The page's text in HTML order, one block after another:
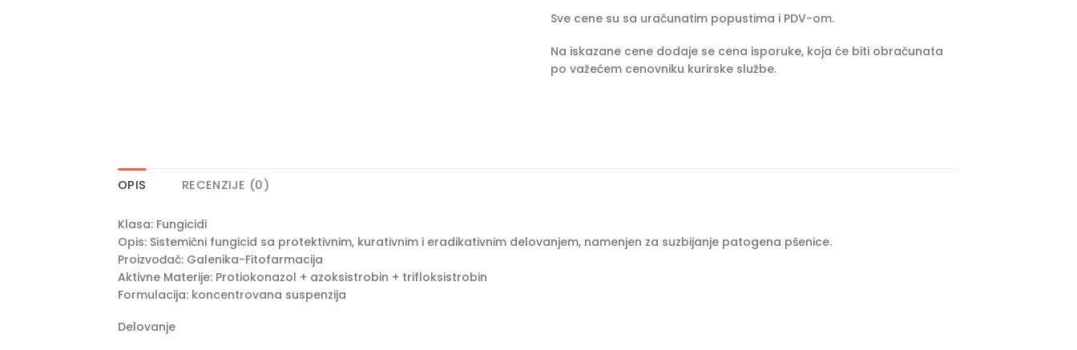
Sve cene su sa uračunatim popustima i PDV-om.
Na iskazane cene dodaje se cena isporuke, koja će biti obračunata
po važećem cenovniku kurirske službe.
OPIS RECENZIJE (0)
Klasa: Fungicidi
Opis: Sistemični fungicid sa protektivnim, kurativnim i eradikativnim delovanjem, namenjen za suzbijanje patogena pšenice.
Proizvođač: Galenika-Fitofarmacija
Aktivne Materije: Protiokonazol + azoksistrobin + trifloksistrobin
Formulacija: koncentrovana suspenzija
Delovanje